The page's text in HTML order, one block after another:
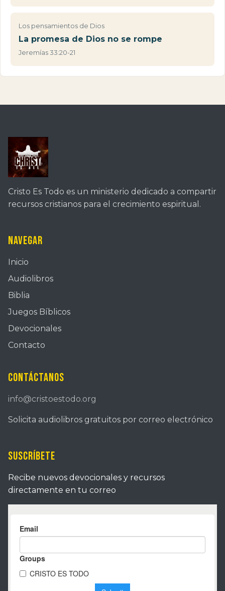
Los pensamientos de Dios
La promesa de Dios no se rompe
Jeremías 33:20-21
Cristo Es Todo es un ministerio dedicado a compartir
recursos cristianos para el crecimiento espiritual.
Navegar
Inicio
Audiolibros
Biblia
Juegos Bíblicos
Devocionales
Contacto
Contáctanos
info@cristoestodo.org
Solicita audiolibros gratuitos por correo electrónico
Suscríbete
Recibe nuevos devocionales y recursos
directamente en tu correo